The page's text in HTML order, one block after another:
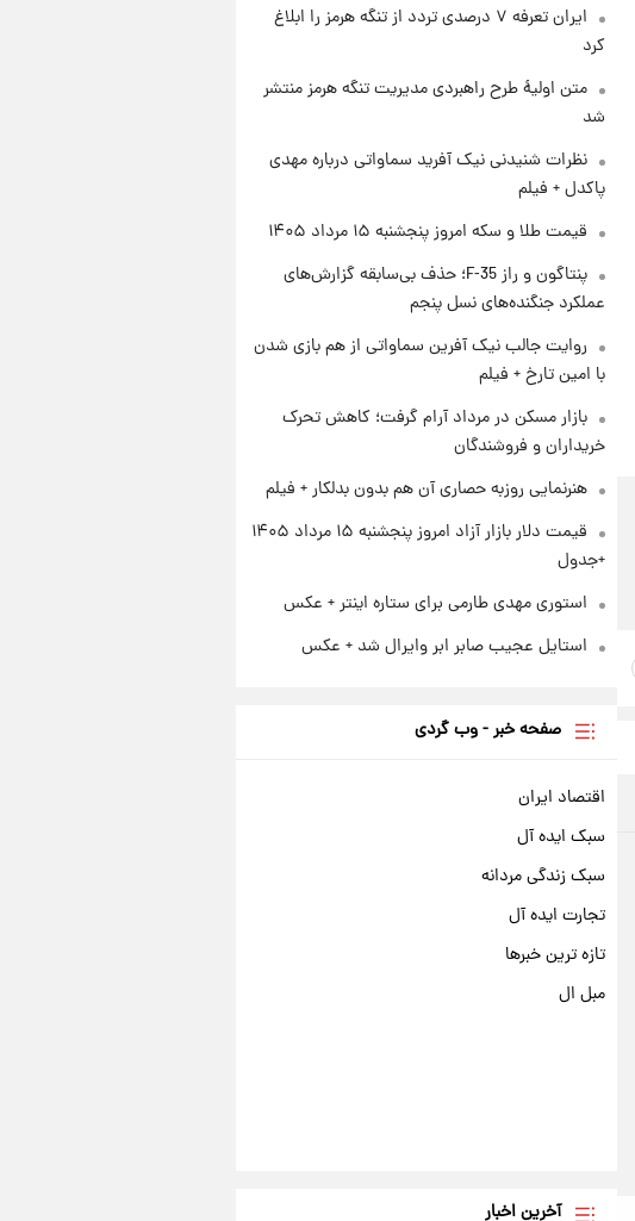
ایران تعرفه ۷ درصدی تردد از تنگه هرمز را ابلاغ
کرد
متن اولیۀ طرح راهبردی مدیریت تنگه هرمز منتشر
شد
نظرات شنیدنی نیک آفرید سماواتی درباره مهدی
پاکدل + فیلم
قیمت طلا و سکه امروز پنجشنبه ۱۵ مرداد ۱۴۰۵
پنتاگون و راز F-35؛ حذف بی‌سابقه گزارش‌های
عملکرد جنگنده‌های نسل پنجم
روایت جالب نیک آفرین سماواتی از هم بازی شدن
با امین تارخ + فیلم
بازار مسکن در مرداد آرام گرفت؛ کاهش تحرک
خریداران و فروشندگان
هنرنمایی روزبه حصاری آن هم بدون بدلکار + فیلم
قیمت دلار بازار آزاد امروز پنجشنبه ۱۵ مرداد ۱۴۰۵
+جدول
استوری مهدی طارمی برای ستاره اینتر + عکس
استایل عجیب صابر ابر وایرال شد + عکس
صفحه خبر - وب گردی
اقتصاد ایران
سبک ایده آل
سبک زندگی مردانه
تجارت ایده آل
تازه ترین خبرها
مبل ال
آخرین اخبار